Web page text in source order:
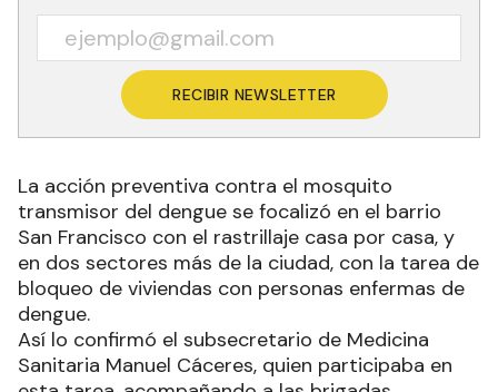
RECIBIR NEWSLETTER
La acción preventiva contra el mosquito
transmisor del dengue se focalizó en el barrio
San Francisco con el rastrillaje casa por casa, y
en dos sectores más de la ciudad, con la tarea de
bloqueo de viviendas con personas enfermas de
dengue.
Así lo confirmó el subsecretario de Medicina
Sanitaria Manuel Cáceres, quien participaba en